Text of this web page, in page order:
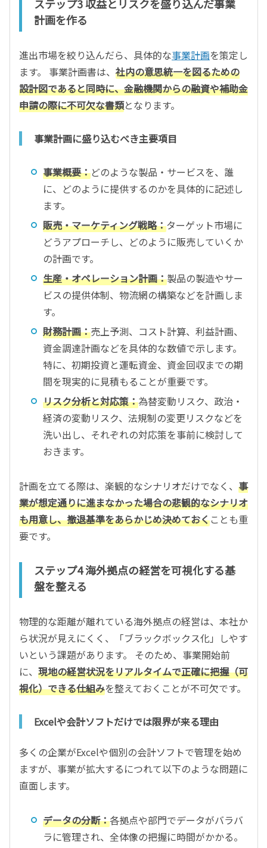
ステップ3 収益とリスクを盛り込んだ事業
計画を作る
進出市場を絞り込んだら、具体的な事業計画を策定し
ます。 事業計画書は、 社内の意思統一を図るための
設計図であると同時に、金融機関からの融資や補助金
申請の際に不可欠な書類となります。
事業計画に盛り込むべき主要項目
事業概要：どのような製品・サービスを、誰
に、どのように提供するのかを具体的に記述し
ます。
販売・マーケティング戦略：ターゲット市場に
どうアプローチし、どのように販売していくか
の計画です。
生産・オペレーション計画：製品の製造やサー
ビスの提供体制、物流網の構築などを計画しま
す。
財務計画：売上予測、コスト計算、利益計画、
資金調達計画などを具体的な数値で示します。
特に、初期投資と運転資金、資金回収までの期
間を現実的に見積もることが重要です。
リスク分析と対応策：為替変動リスク、政治・
経済の変動リスク、法規制の変更リスクなどを
洗い出し、それぞれの対応策を事前に検討して
おきます。
計画を立てる際は、楽観的なシナリオだけでなく、 事
業が想定通りに進まなかった場合の悲観的なシナリオ
も用意し、撤退基準をあらかじめ決めておくことも重
要です。
ステップ4 海外拠点の経営を可視化する基
盤を整える
物理的な距離が離れている海外拠点の経営は、本社か
ら状況が見えにくく、「ブラックボックス化」しやす
いという課題があります。 そのため、事業開始前
に、 現地の経営状況をリアルタイムで正確に把握（可
視化）できる仕組みを整えておくことが不可欠です。
Excelや会計ソフトだけでは限界が来る理由
多くの企業がExcelや個別の会計ソフトで管理を始め
ますが、事業が拡大するにつれて以下のような問題に
直面します。
データの分断：各拠点や部門でデータがバラバ
ラに管理され、全体像の把握に時間がかかる。